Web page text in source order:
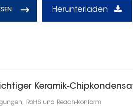
Herunterladen
Keramik-
RoHS und Reach-konform